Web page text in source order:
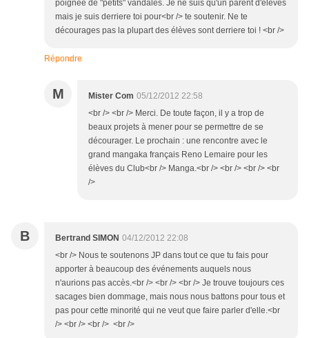
poignée de "petits" vandales. Je ne suis qu'un parent d'élèves
mais je suis derriere toi pour<br /> te soutenir. Ne te
décourages pas la plupart des élèves sont derriere toi ! <br />
Répondre
M Mister Com 05/12/2012 22:58
<br /> <br /> Merci. De toute façon, il y a trop de
beaux projets à mener pour se permettre de se
décourager. Le prochain : une rencontre avec le
grand mangaka français Reno Lemaire pour les
élèves du Club<br /> Manga.<br /> <br /> <br /> <br
/>
B Bertrand SIMON 04/12/2012 22:08
<br /> Nous te soutenons JP dans tout ce que tu fais pour
apporter à beaucoup des événements auquels nous
n'aurions pas accès.<br /> <br /> <br /> Je trouve toujours ces
sacages bien dommage, mais nous nous battons pour tous et
pas pour cette minorité qui ne veut que faire parler d'elle.<br
/> <br /> <br /> <br />